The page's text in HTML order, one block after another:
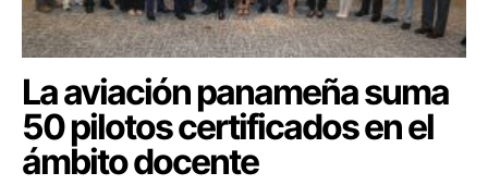
La aviación panameña suma
50 pilotos certificados en el
ámbito docente